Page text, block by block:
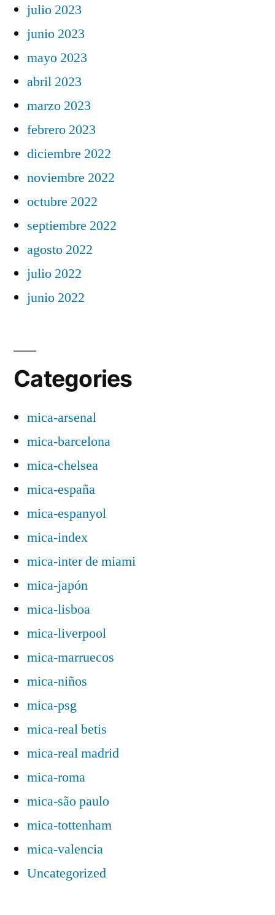
julio 2023
junio 2023
mayo 2023
abril 2023
marzo 2023
febrero 2023
diciembre 2022
noviembre 2022
octubre 2022
septiembre 2022
agosto 2022
julio 2022
junio 2022
Categories
mica-arsenal
mica-barcelona
mica-chelsea
mica-españa
mica-espanyol
mica-index
mica-inter de miami
mica-japón
mica-lisboa
mica-liverpool
mica-marruecos
mica-niños
mica-psg
mica-real betis
mica-real madrid
mica-roma
mica-são paulo
mica-tottenham
mica-valencia
Uncategorized